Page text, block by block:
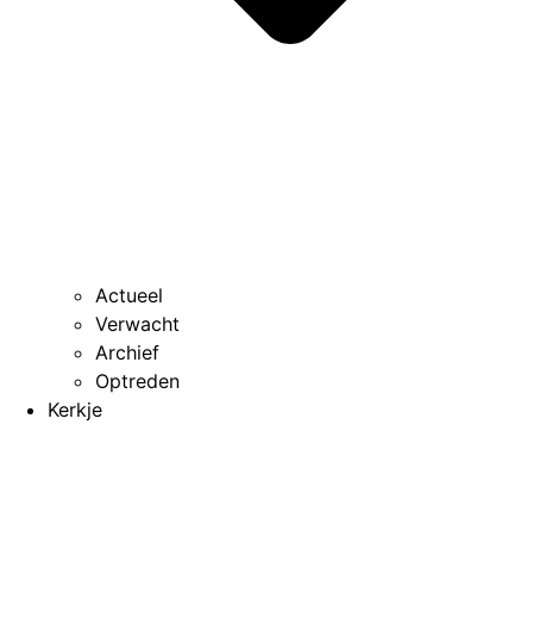
Actueel
Verwacht
Archief
Optreden
Kerkje